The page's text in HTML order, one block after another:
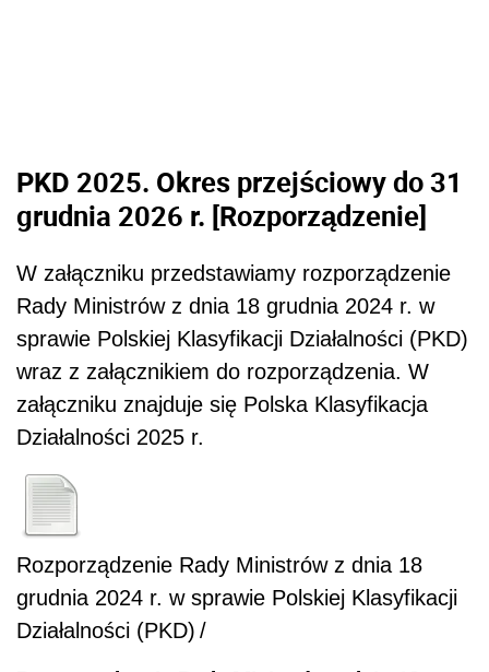
PKD 2025. Okres przejściowy do 31
grudnia 2026 r. [Rozporządzenie]
W załączniku przedstawiamy rozporządzenie
Rady Ministrów z dnia 18 grudnia 2024 r. w
sprawie Polskiej Klasyfikacji Działalności (PKD)
wraz z załącznikiem do rozporządzenia. W
załączniku znajduje się Polska Klasyfikacja
Działalności 2025 r.
Rozporządzenie Rady Ministrów z dnia 18
grudnia 2024 r. w sprawie Polskiej Klasyfikacji
Działalności (PKD) /